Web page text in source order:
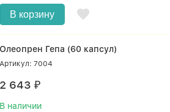
В корзину
Олеопрен Гепа (60 капсул)
Артикул: 7004
2 643₽
В наличии